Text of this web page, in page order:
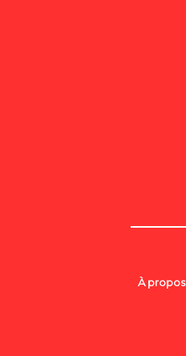
À propos